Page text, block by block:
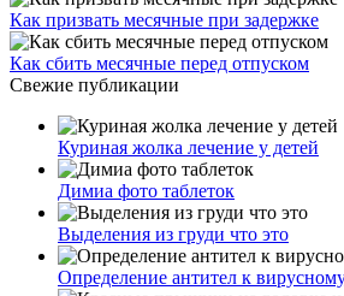
Как призвать месячные при задержке
Как сбить месячные перед отпуском
Свежие публикации
Куриная жолка лечение у детей
Димиа фото таблеток
Выделения из груди что это
Определение антител к